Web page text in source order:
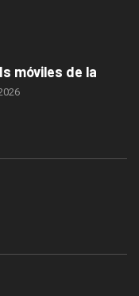
móviles de la